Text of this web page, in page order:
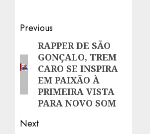
Post
navigation
Previous
Previous
post:
RAPPER DE SÃO
GONÇALO, TREM
CARO SE INSPIRA
EM PAIXÃO À
PRIMEIRA VISTA
PARA NOVO SOM
Next